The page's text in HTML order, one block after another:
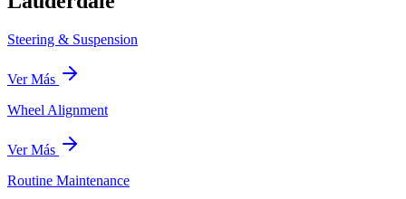
Steering & Suspension
Ver Más
Wheel Alignment
Ver Más
Routine Maintenance